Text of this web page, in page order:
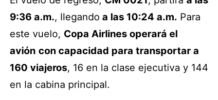
9:36 a.m., llegando a las 10:24 a.m. Para
este vuelo, Copa Airlines operará el
avión con capacidad para transportar a
160 viajeros, 16 en la clase ejecutiva y 144
en la cabina principal.